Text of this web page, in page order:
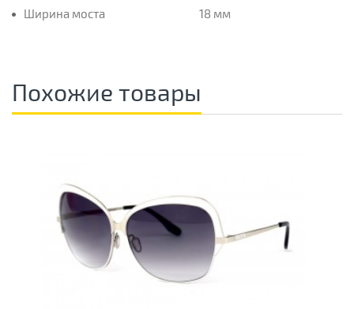
Ширина моста
18 мм
Похожие товары